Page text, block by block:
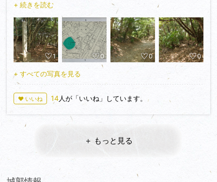
大高城の東約800m。大高城とは大高川で分断された標高
30m少々の丘陵の、南へ伸びた尾根の先端に築かれた砦。
大高城から東へ伸びる大高道を監視するポジション。
織田信秀(信長の父)の死後、今川方に奪われた大高城を奪還す
るため信長が築いた砦の1つで、佐久間盛重が布陣したが、松
平元康(徳川家康)の攻撃により桶狭間の決戦の朝に絶滅したと
として管理されている砦跡。
その名の通りの丸い敷地に、1～2段の腰曲輪状の平場が部分
頂上部は木々に覆われているものの、堀跡のような遊歩道は東
から西の大高城まで眺望がきき、展望台のように感じられた私
+ 続きを読む
1 0 0 0
+ すべての写真を見る
♥ いいね 14人が「いいね」しています。
＋ もっと見る